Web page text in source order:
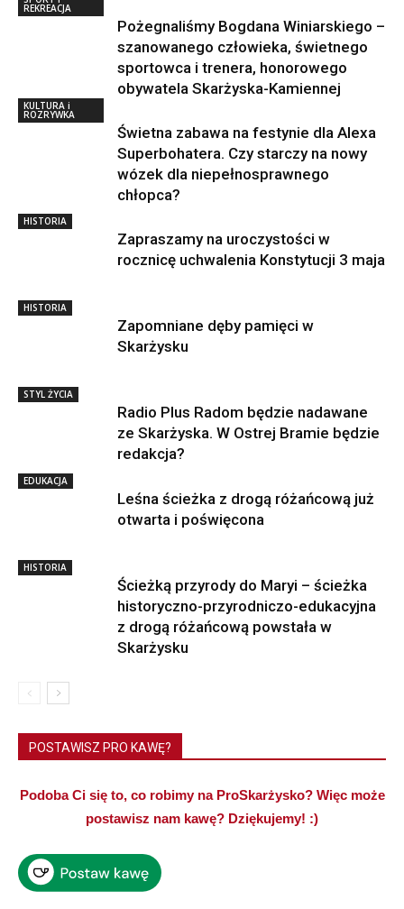
REKREACJA
Pożegnaliśmy Bogdana Winiarskiego –
szanowanego człowieka, świetnego
sportowca i trenera, honorowego
obywatela Skarżyska-Kamiennej
KULTURA i
ROZRYWKA
Świetna zabawa na festynie dla Alexa
Superbohatera. Czy starczy na nowy
wózek dla niepełnosprawnego
chłopca?
HISTORIA
Zapraszamy na uroczystości w
rocznicę uchwalenia Konstytucji 3 maja
HISTORIA
Zapomniane dęby pamięci w
Skarżysku
STYL ŻYCIA
Radio Plus Radom będzie nadawane
ze Skarżyska. W Ostrej Bramie będzie
redakcja?
EDUKACJA
Leśna ścieżka z drogą różańcową już
otwarta i poświęcona
HISTORIA
Ścieżką przyrody do Maryi – ścieżka
historyczno-przyrodniczo-edukacyjna
z drogą różańcową powstała w
Skarżysku
POSTAWISZ PRO KAWĘ?
Podoba Ci się to, co robimy na ProSkarżysko? Więc może
postawisz nam kawę? Dziękujemy! :)